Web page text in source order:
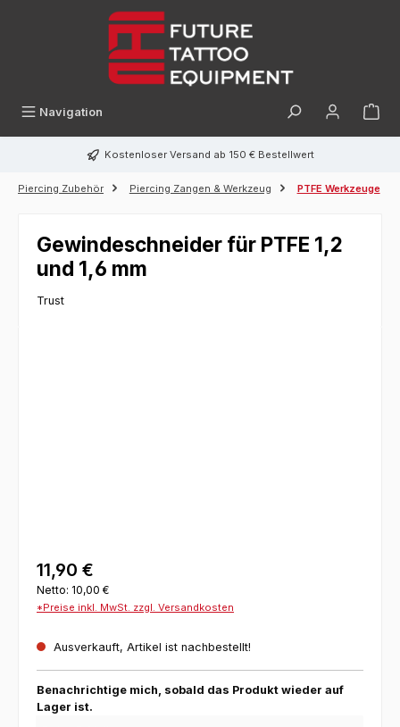
Navigation
Kostenloser Versand ab 150 € Bestellwert
Piercing Zubehör Piercing Zangen & Werkzeug PTFE Werkzeuge
Gewindeschneider für PTFE 1,2
und 1,6 mm
Trust
11,90 €
Netto: 10,00 €
*Preise inkl. MwSt. zzgl. Versandkosten
Ausverkauft, Artikel ist nachbestellt!
Benachrichtige mich, sobald das Produkt wieder auf
Lager ist.